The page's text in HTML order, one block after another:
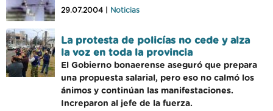
29.07.2004 | Noticias
La protesta de policías no cede y alza
la voz en toda la provincia
El Gobierno bonaerense aseguró que prepara
una propuesta salarial, pero eso no calmó los
ánimos y continúan las manifestaciones.
Increparon al jefe de la fuerza.